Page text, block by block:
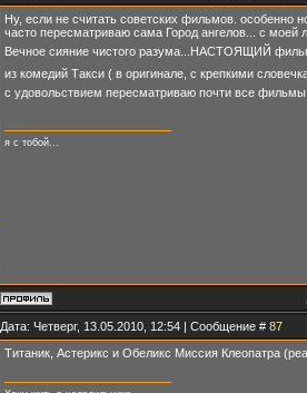
Ну, если не считать советских фильмов. особенно
часто пересматриваю сама Город ангелов... с моей
Вечное сияние чистого разума...НАСТОЯЩИЙ
из комедий Такси ( в оригинале, с крепкими
с удовольствием пересматриваю почти все
я с тобой...
Дата: Четверг, 13.05.2010, 12:54 | Сообщение # 87
Титаник, Астерикс и Обеликс Миссия Клеопатра